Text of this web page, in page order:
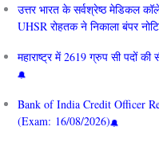
उत्तर भारत के सर्वश्रेष्ठ मेडिकल
UHSR रोहतक ने निकाला बंपर
महाराष्ट्र में 2619 ग्रुप सी पदों
Bank of India Credit Officer
(Exam: 16/08/2026)